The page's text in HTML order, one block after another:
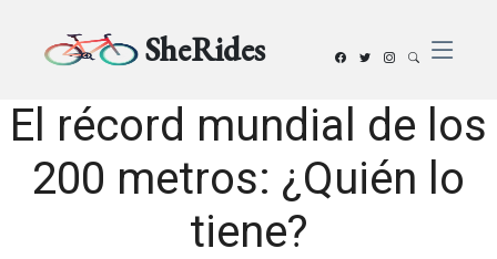
SheRides
El récord mundial de los
200 metros: ¿Quién lo
tiene?